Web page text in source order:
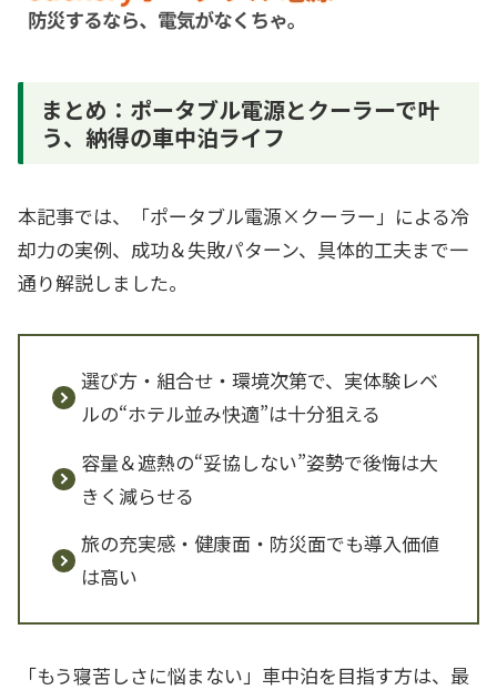
まとめ：ポータブル電源とクーラーで叶
う、納得の車中泊ライフ
本記事では、「ポータブル電源×クーラー」による冷
却力の実例、成功＆失敗パターン、具体的工夫まで一
通り解説しました。
選び方・組合せ・環境次第で、実体験レベ
ルの“ホテル並み快適”は十分狙える
容量＆遮熱の“妥協しない”姿勢で後悔は大
きく減らせる
旅の充実感・健康面・防災面でも導入価値
は高い
「もう寝苦しさに悩まない」車中泊を目指す方は、最